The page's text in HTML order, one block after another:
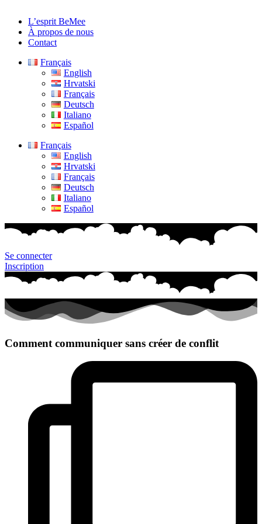
L’esprit BeMee
À propos de nous
Contact
Français
English
Hrvatski
Français
Deutsch
Italiano
Español
Français
English
Hrvatski
Français
Deutsch
Italiano
Español
Se connecter
Inscription
Comment communiquer sans créer de conflit